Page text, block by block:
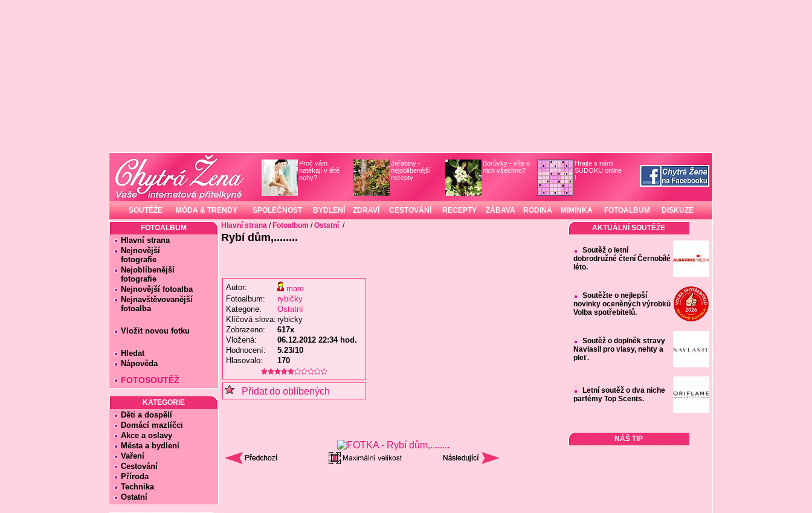
Proč vám
natékají v létě
nohy?
Jeřabiny -
nejoblíbenější
recepty
Borůvky - víte o
nich všechno?
Hrajte s námi
SUDOKU online
!
SOUTĚŽE MÓDA & TRENDY SPOLEČNOST BYDLENÍ ZDRAVÍ CESTOVÁNÍ RECEPTY ZÁBAVA RODINA MIMINKA FOTOALBUM DISKUZE
FOTOALBUM
Hlavní strana
Nejnovější
fotografie
Nejoblíbenější
fotografie
Nejnovější fotoalba
Nejnavštěvovanější
fotoalba
Vložit novou fotku
Hledat
Nápověda
FOTOSOUTĚŽ
KATEGORIE
Děti a dospělí
Domácí mazlíčci
Akce a oslavy
Města a bydlení
Vaření
Cestování
Příroda
Technika
Ostatní
Hlavní strana/ Fotoalbum /Ostatní /
Rybí dům,........
Autor:
mare
Fotoalbum:
rybičky
Kategorie:
Ostatní
Klíčová slova: rybicky
Zobrazeno:
617x
Vložená:
06.12.2012 22:34 hod.
Hodnocení:
5.23/10
Hlasovalo:
170
Přidat do oblíbených
AKTUÁLNÍ SOUTĚŽE
Soutěž o letní
dobrodružné čtení Černobílé
léto.
Soutěžte o nejlepší
novinky oceněných výrobků
Volba spotřebitelů.
Soutěž o doplněk stravy
Navlasil pro vlasy, nehty a
pleť.
Letní soutěž o dva niche
parfémy Top Scents.
NÁŠ TIP